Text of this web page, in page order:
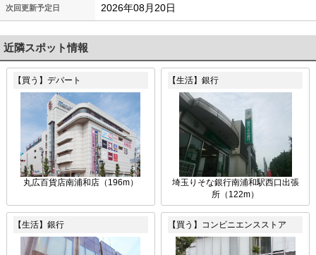
次回更新予定日 2026年08月20日
近隣スポット情報
【買う】デパート
丸広百貨店南浦和店（196m）
【生活】銀行
埼玉りそな銀行南浦和駅西口出張
所（122m）
【生活】銀行 【買う】コンビニエンスストア